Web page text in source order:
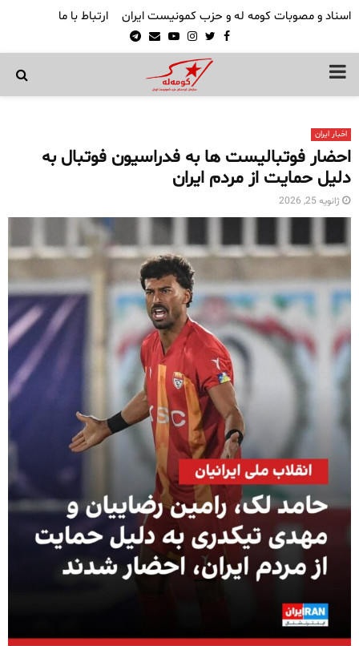
اسناد و مصوبات کومه له و حزب کمونیست ایران ارتباط با ما
Facebook
Twitter
Instagram
Youtube
Email
Telegram
PRIMARY
اخبار ایران
احضار فوتبالیست ها به فدراسیون فوتبال به
‌دلیل حمایت از مردم ایران
ژانویه 25, 2026